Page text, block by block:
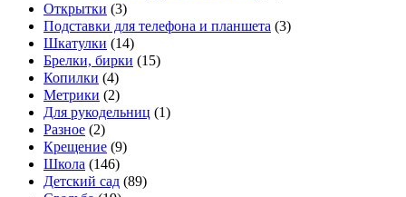
Открытки (3)
Подставки для телефона и планшета (3)
Шкатулки (14)
Брелки, бирки (15)
Копилки (4)
Метрики (2)
Для рукодельниц (1)
Разное (2)
Крещение (9)
Школа (146)
Детский сад (89)